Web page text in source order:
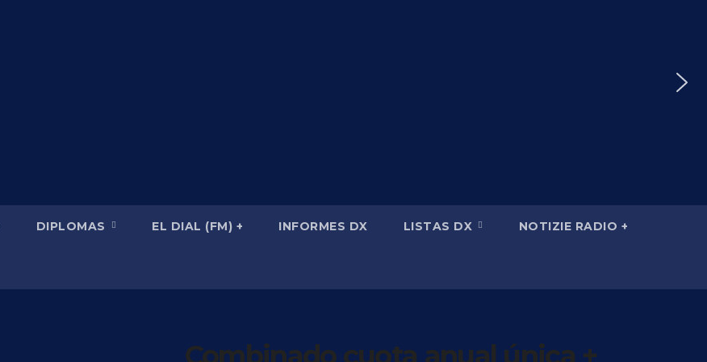
DIPLOMAS EL DIAL (FM) + INFORMES DX LISTAS DX NOTIZIE RADIO +